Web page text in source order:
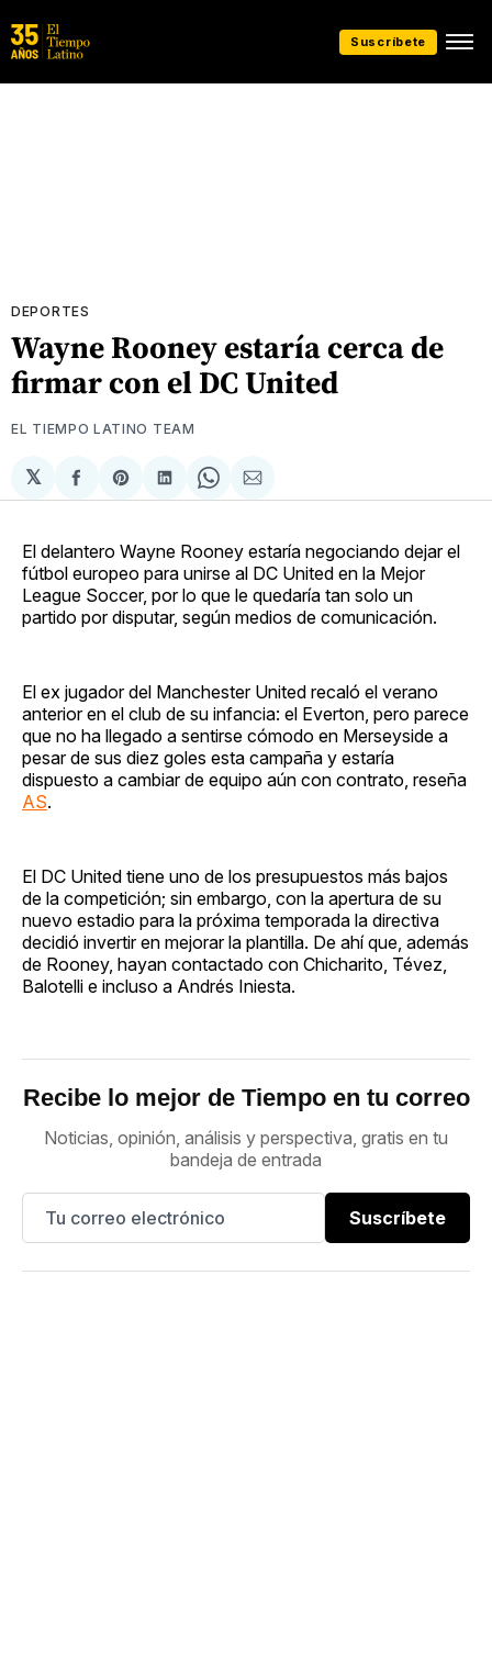
Suscríbete
DEPORTES
Wayne Rooney estaría cerca de
firmar con el DC United
EL TIEMPO LATINO TEAM
𝕏
Compartir
en
Share
on
Compartir
en
Share
on
Compartir
via
El delantero Wayne Rooney estaría negociando dejar el
fútbol europeo para unirse al DC United en la Mejor
League Soccer, por lo que le quedaría tan solo un
partido por disputar, según medios de comunicación.
El ex jugador del Manchester United recaló el verano
anterior en el club de su infancia: el Everton, pero parece
que no ha llegado a sentirse cómodo en Merseyside a
pesar de sus diez goles esta campaña y estaría
dispuesto a cambiar de equipo aún con contrato, reseña
AS.
El DC United tiene uno de los presupuestos más bajos
de la competición; sin embargo, con la apertura de su
nuevo estadio para la próxima temporada la directiva
decidió invertir en mejorar la plantilla. De ahí que, además
de Rooney, hayan contactado con Chicharito, Tévez,
Balotelli e incluso a Andrés Iniesta.
Recibe lo mejor de Tiempo en tu correo
Noticias, opinión, análisis y perspectiva, gratis en tu
bandeja de entrada
Suscríbete